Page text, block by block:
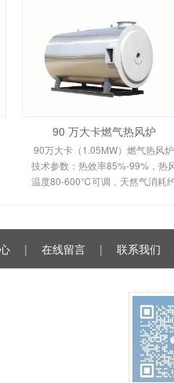
90 万大卡燃气热风炉
90万大卡（1.05MW）燃气热风炉
技术参数：热效率85%-99%，热
温度80-600℃可调，天然气消耗
自动安全控制。适用于化工
| 在线留言 | 联系我们